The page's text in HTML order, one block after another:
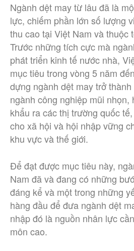
Ngành dệt may từ lâu đã là
lực, chiếm phần lớn số lượng
thu cao tại Việt Nam và thuộc
Trước những tích cực mà
phát triển kinh tế nước nhà,
mục tiêu trong vòng 5 năm
dựng ngành dệt may trở
ngành công nghiệp mũi nhọn,
khẩu ra các thị trường quốc
cho xã hội và hội nhập vững
khu vực và thế giới.
Để đạt được mục tiêu này,
Nam đã và đang có những
đáng kể và một trong những
hàng đầu để đưa ngành dệt
nhập đó là nguồn nhân lực
môn cao.